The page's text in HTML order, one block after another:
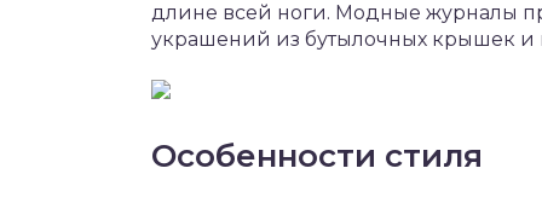
длине всей ноги. Модные журналы
украшений из бутылочных крышек и
Особенности стиля